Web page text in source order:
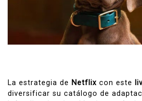
La estrategia de Netflix con este
diversificar su catálogo de